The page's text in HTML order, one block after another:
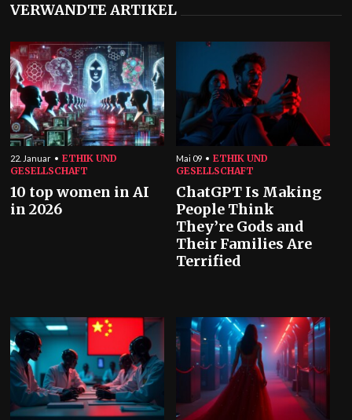
VERWANDTE ARTIKEL
22. Januar
ETHIK UND
GESELLSCHAFT
10 top women in AI
in 2026
Mai 09
ETHIK UND
GESELLSCHAFT
ChatGPT Is Making
People Think
They’re Gods and
Their Families Are
Terrified